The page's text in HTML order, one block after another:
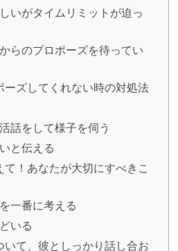
いがタイムリミットが迫っ
らのプロポーズを待ってい
ーズしてくれない時の対処法
話をして様子を伺う
と伝える
！あなたが大切にすべきこ
一番に考える
いる
いて、彼としっかり話し合お